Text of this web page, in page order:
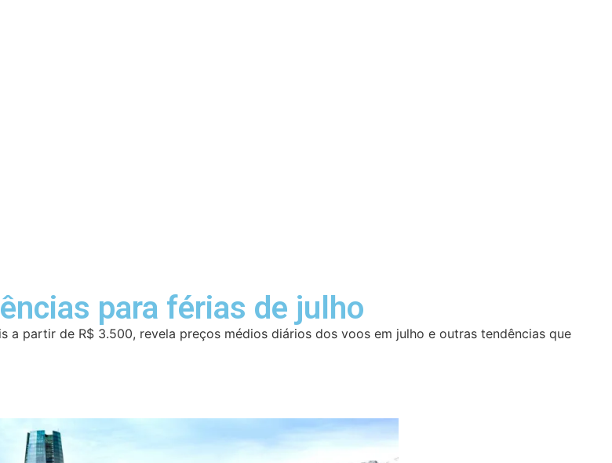
para férias de julho
partir de R$ 3.500, revela preços médios diários dos voos em julho e outras tendências que